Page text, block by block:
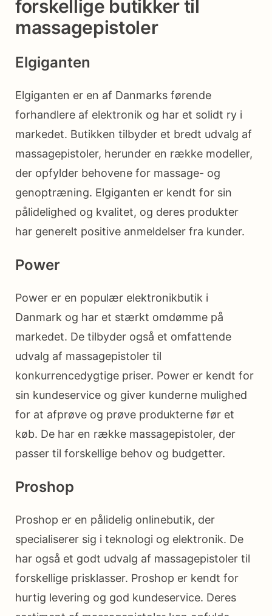
forskellige butikker til
massagepistoler
Elgiganten
Elgiganten er en af Danmarks førende
forhandlere af elektronik og har et solidt ry i
markedet. Butikken tilbyder et bredt udvalg af
massagepistoler, herunder en række modeller,
der opfylder behovene for massage- og
genoptræning. Elgiganten er kendt for sin
pålidelighed og kvalitet, og deres produkter
har generelt positive anmeldelser fra kunder.
Power
Power er en populær elektronikbutik i
Danmark og har et stærkt omdømme på
markedet. De tilbyder også et omfattende
udvalg af massagepistoler til
konkurrencedygtige priser. Power er kendt for
sin kundeservice og giver kunderne mulighed
for at afprøve og prøve produkterne før et
køb. De har en række massagepistoler, der
passer til forskellige behov og budgetter.
Proshop
Proshop er en pålidelig onlinebutik, der
specialiserer sig i teknologi og elektronik. De
har også et godt udvalg af massagepistoler til
forskellige prisklasser. Proshop er kendt for
hurtig levering og god kundeservice. Deres